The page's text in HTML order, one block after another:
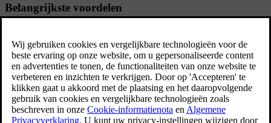
Belangrijkste voordelen
Gedurende de duurtijd van het contract betaalt u een vast bedrag
per maand.
Volledige budgetcontrole.
De maandelijkse afbetalingen houden uw spaarreserve intact.
U bent eigenaar van de wagen. Daarnaast kan u uw financiering
combineren met een interessante BA-verzekering en
omniumverzekering via Volvo Car Insurance.